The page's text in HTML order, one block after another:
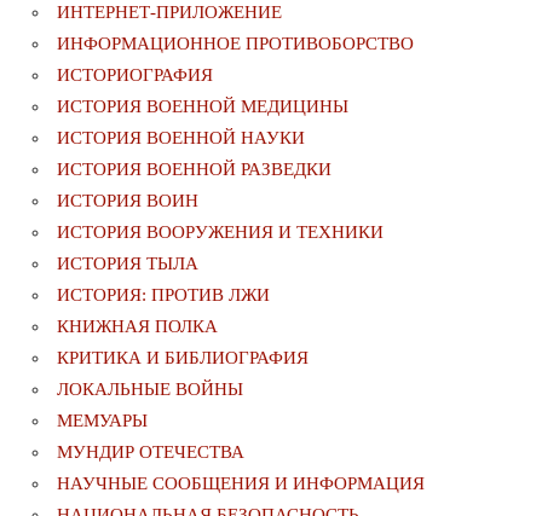
ИНТЕРНЕТ-ПРИЛОЖЕНИЕ
ИНФОРМАЦИОННОЕ ПРОТИВОБОРСТВО
ИСТОРИОГРАФИЯ
ИСТОРИЯ ВОЕННОЙ МЕДИЦИНЫ
ИСТОРИЯ ВОЕННОЙ НАУКИ
ИСТОРИЯ ВОЕННОЙ РАЗВЕДКИ
ИСТОРИЯ ВОИН
ИСТОРИЯ ВООРУЖЕНИЯ И ТЕХНИКИ
ИСТОРИЯ ТЫЛА
ИСТОРИЯ: ПРОТИВ ЛЖИ
КНИЖНАЯ ПОЛКА
КРИТИКА И БИБЛИОГРАФИЯ
ЛОКАЛЬНЫЕ ВОЙНЫ
МЕМУАРЫ
МУНДИР ОТЕЧЕСТВА
НАУЧНЫЕ СООБЩЕНИЯ И ИНФОРМАЦИЯ